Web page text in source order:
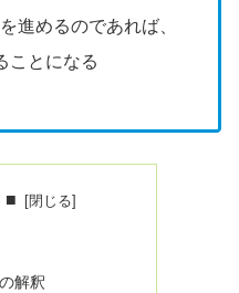
進めるのであれば、
ことになる
解釈